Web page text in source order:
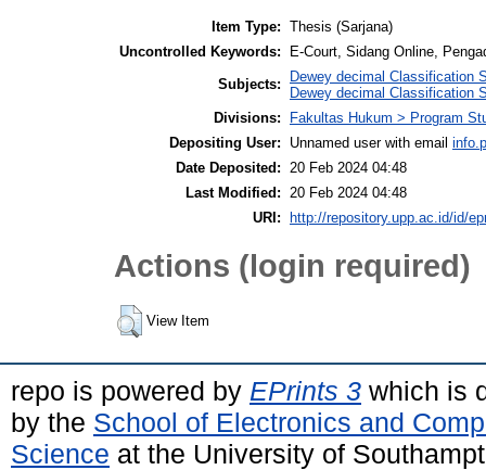
Item Type: Thesis (Sarjana)
Uncontrolled Keywords:
E-Court, Sidang Online,
Subjects:
Dewey decimal Classification
Dewey decimal Classification
Divisions:
Fakultas Hukum > Program
Depositing User:
Unnamed user with email
Date Deposited:
20 Feb 2024 04:48
Last Modified:
20 Feb 2024 04:48
URI:
http://repository.upp.ac.id/id/
Actions (login required)
View Item
repo is powered by EPrints 3 which is
by the School of Electronics and
Science at the University of